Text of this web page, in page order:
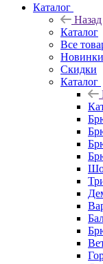
Каталог
Назад
Каталог
Все
Новинки
Скидки
Каталог